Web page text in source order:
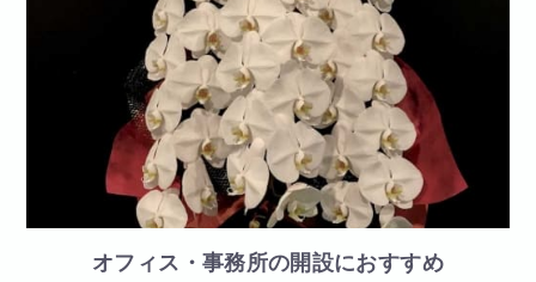
オフィス・事務所の開設におすすめ